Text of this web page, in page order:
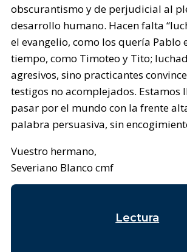
obscurantismo y de perjudicial al
desarrollo humano. Hacen falta
el evangelio, como los quería Pablo
tiempo, como Timoteo y Tito;
agresivos, sino practicantes
testigos no acomplejados. Estamos
pasar por el mundo con la frente
palabra persuasiva, sin
Vuestro hermano,
Severiano Blanco cmf
Lectura